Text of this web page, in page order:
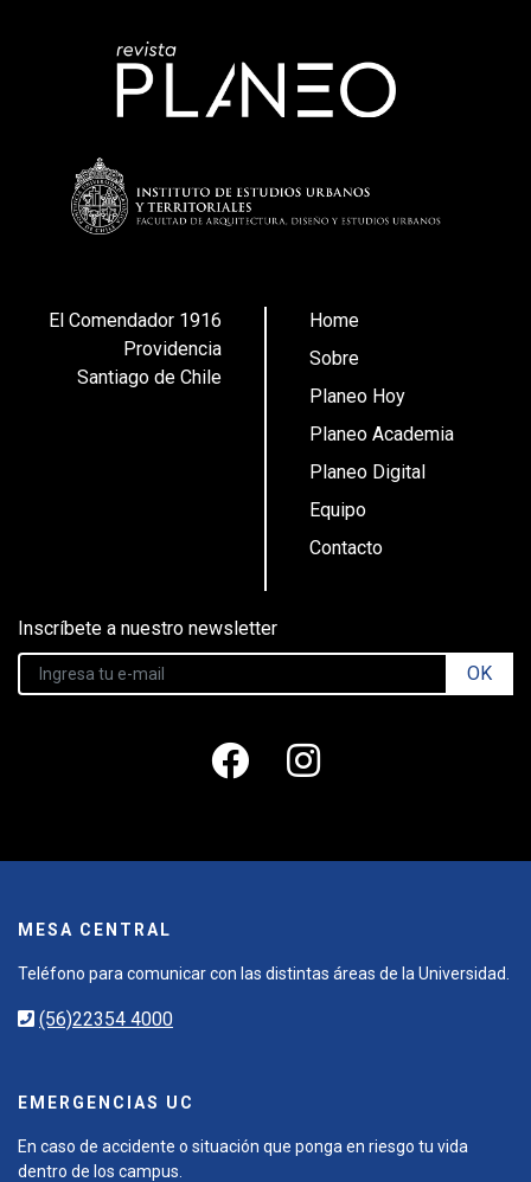
El Comendador 1916
Providencia
Santiago de Chile
Home
Sobre
Planeo Hoy
Planeo Academia
Planeo Digital
Equipo
Contacto
Inscríbete a nuestro newsletter
OK
MESA CENTRAL
Teléfono para comunicar con las distintas áreas de la Universidad.
(56)22354 4000
EMERGENCIAS UC
En caso de accidente o situación que ponga en riesgo tu vida
dentro de los campus.